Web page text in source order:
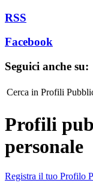
RSS
Facebook
Seguici anche su:
Cerca in Profili
Profili
personale
Registra il tuo Profilo